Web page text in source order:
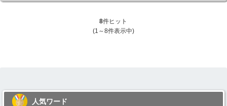
8件ヒット
(1～8件表示中)
人気ワード